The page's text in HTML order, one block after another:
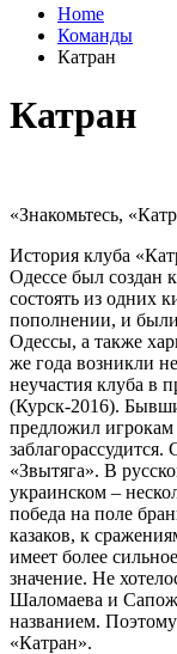
Home
Команды
Катран
Катран
«Знакомьтесь,
История клуба
Одессе был создан
состоять из одних
пополнении, и
Одессы, а также
же года возникли
неучастия клуба в
(Курск-2016).
предложил игрокам
заблагорассудится.
«Звытяга». В
украинском –
победа на поле
казаков, к
имеет более
значение. Не
Шаломаева и
названием.
«Катран».